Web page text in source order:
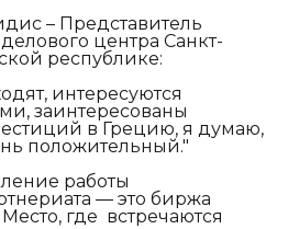
– Представитель
центра Санкт-
республике:
интересуются
заинтересованы
в Грецию, я думаю,
положительный."
работы
— это биржа
где встречаются